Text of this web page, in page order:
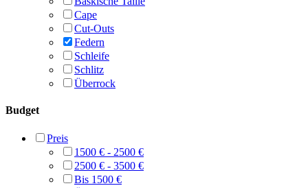
Cape
Cut-Outs
Federn
Schleife
Schlitz
Überrock
Budget
Preis
1500 € - 2500 €
2500 € - 3500 €
Bis 1500 €